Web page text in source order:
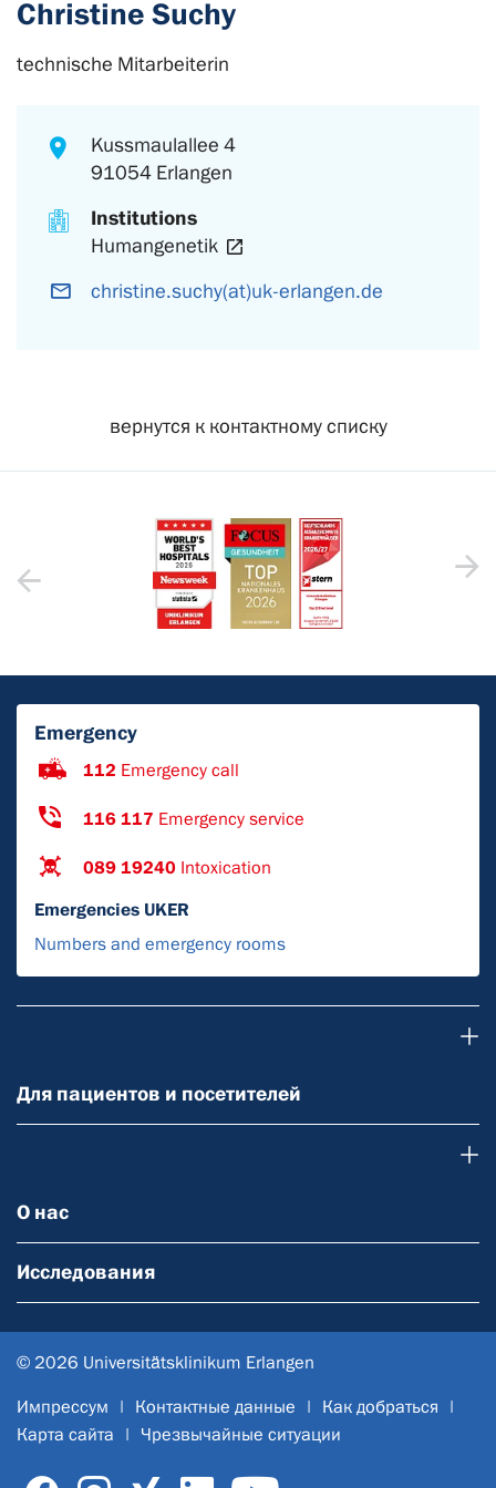
Christine Suchy
technische Mitarbeiterin
Kussmaulallee 4
91054 Erlangen
Institutions
Humangenetik
christine.suchy(at)uk-erlangen.de
вернутся к контактному списку
Emergency
112 Emergency call
116 117 Emergency service
089 19240 Intoxication
Emergencies UKER
Numbers and emergency rooms
Для пациентов и посетителей
О нас
Исследования
© 2026 Universitätsklinikum Erlangen
Импрессум
Контактные данные
Как добраться
Карта сайта
Чрезвычайные ситуации